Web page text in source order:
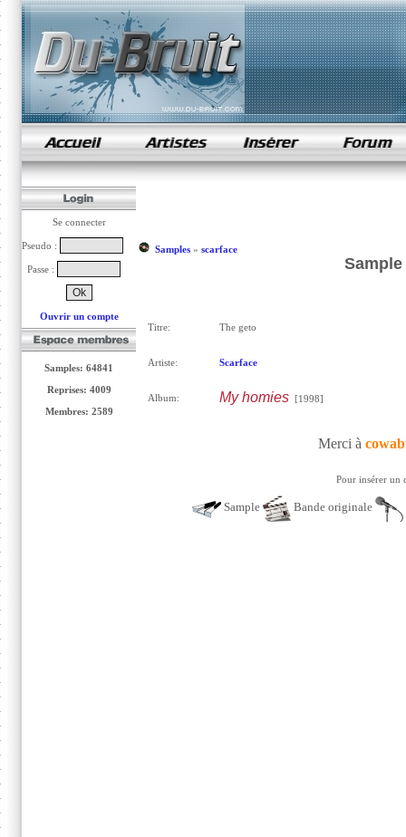
samples de rap
Se connecter
Pseudo :
Passe :
Ouvrir un compte
Samples: 64841
Reprises: 4009
Membres: 2589
Samples» scarface
Titre: The geto
Artiste: Scarface
Album: My homies[1998]
Merci à
Pour insérer un
Sample Bande originale